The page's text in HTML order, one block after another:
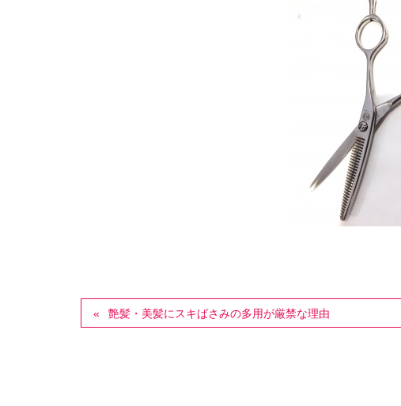
艶髪・美髪にスキばさみの多用が厳禁な理由